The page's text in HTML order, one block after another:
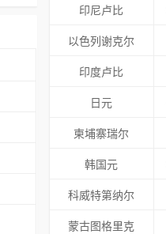
印尼卢比
以色列谢克尔
印度卢比
日元
柬埔寨瑞尔
韩国元
科威特第纳尔
蒙古图格里克